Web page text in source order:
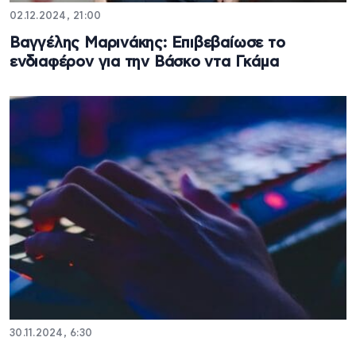
02.12.2024, 21:00
Βαγγέλης Μαρινάκης: Επιβεβαίωσε το
ενδιαφέρον για την Βάσκο ντα Γκάμα
30.11.2024, 6:30